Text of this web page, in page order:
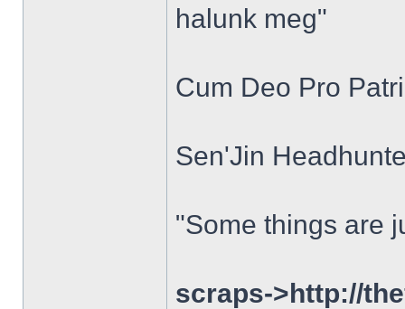
halunk meg"
Cum Deo Pro
Sen'Jin
"Some things are
scraps->http://